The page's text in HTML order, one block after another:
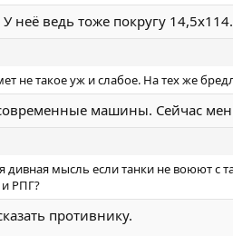
неё ведь тоже покругу 14,5х114.
не такое уж и слабое. На тех же
машины. Сейчас
дивная мысль если танки не воюют
РПГ?
противнику.